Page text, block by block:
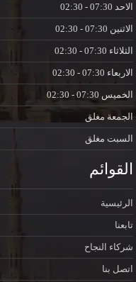
الاحد
الاثنين
الثلاثاء
الاربعاء
الخميس
الجمعة مغلق
السبت مغلق
القوائم
الرئيسية
تابعنا
شركاء النجاح
اتصل بنا